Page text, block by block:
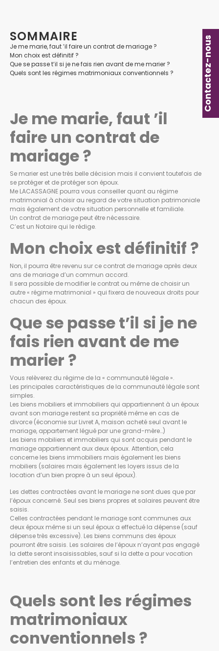
Contactez-nous
SOMMAIRE
Je me marie, faut ’il faire un contrat de mariage ?
Mon choix est définitif ?
Que se passe t’il si je ne fais rien avant de me marier ?
Quels sont les régimes matrimoniaux conventionnels ?
Je me marie, faut ’il
faire un contrat de
mariage ?
Se marier est une très belle décision mais il convient toutefois de
se protéger et de protéger son époux.
Me LACASSAGNE pourra vous conseiller quant au régime
matrimonial à choisir au regard de votre situation patrimoniale
mais également de votre situation personnelle et familiale.
Un contrat de mariage peut être nécessaire.
C’est un Notaire qui le rédige.
Mon choix est définitif ?
Non, il pourra être revenu sur ce contrat de mariage après deux
ans de mariage d’un commun accord.
Il sera possible de modifier le contrat ou même de choisir un
autre « régime matrimonial » qui fixera de nouveaux droits pour
chacun des époux.
Que se passe t’il si je ne
fais rien avant de me
marier ?
Vous relèverez du régime de la « communauté légale ».
Les principales caractéristiques de la communauté légale sont
simples.
Les biens mobiliers et immobiliers qui appartiennent à un époux
avant son mariage restent sa propriété même en cas de
divorce (économie sur Livret A, maison acheté seul avant le
mariage, appartement légué par une grand-mère…)
Les biens mobiliers et immobiliers qui sont acquis pendant le
mariage appartiennent aux deux époux. Attention, cela
concerne les biens immobiliers mais également les biens
mobiliers (salaires mais également les loyers issus de la
location d’un bien propre à un seul époux).
Les dettes contractées avant le mariage ne sont dues que par
l’époux concerné. Seul ses biens propres et salaires peuvent être
saisis.
Celles contractées pendant le mariage sont communes aux
deux époux même si un seul époux a effectué la dépense (sauf
dépense très excessive). Les biens communs des époux
pourront être saisis. Les salaires de l’époux n’ayant pas engagé
la dette seront insaisissables, sauf si la dette a pour vocation
l’entretien des enfants et du ménage.
Quels sont les régimes
matrimoniaux
conventionnels ?